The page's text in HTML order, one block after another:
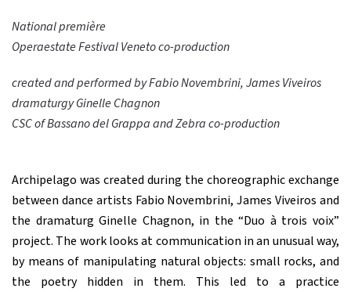
National première
Operaestate Festival Venetoco-production
created and performed by Fabio Novembrini, James Viveiros
dramaturgy Ginelle Chagnon
CSCof Bassano del Grappa and Zebraco-production
Archipelago was created during the choreographic exchange
between dance artists Fabio Novembrini, James Viveiros and
the dramaturg Ginelle Chagnon, in the “Duo à trois voix”
project. The work looks at communication in an unusual way,
by means of manipulating natural objects: small rocks, and
the poetry hidden in them. This led to a practice